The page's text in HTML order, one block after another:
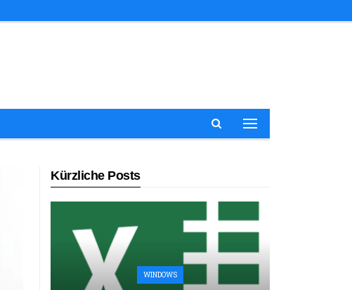
Kürzliche Posts
WINDOWS